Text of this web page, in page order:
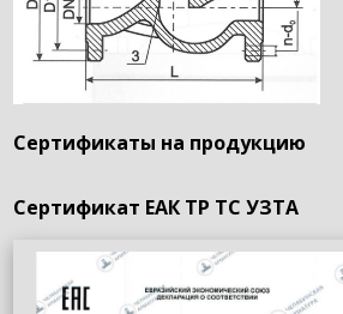
Сертификаты на продукцию
Сертификат ЕАК ТР ТС УЗТА